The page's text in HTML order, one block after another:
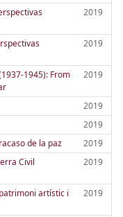
2019
2019
1945): From
2019
2019
2019
de la paz
2019
Civil
2019
artístic i
2019